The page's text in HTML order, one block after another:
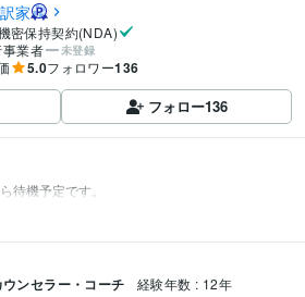
家
密保持契約(NDA)
業者
未登録
5.0フォロワー136
フォロー136
ンセラー・コーチ 経験年数 : 12年